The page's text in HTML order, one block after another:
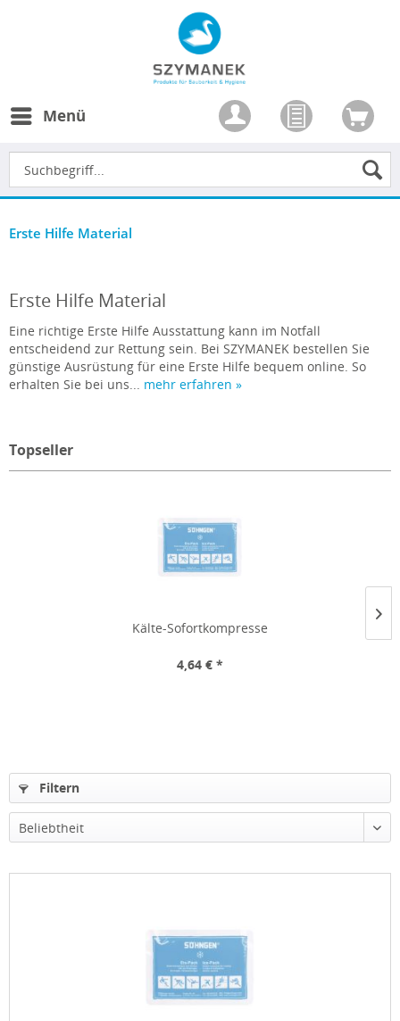
Menü
Erste Hilfe Material
Erste Hilfe Material
Eine richtige Erste Hilfe Ausstattung kann im Notfall
entscheidend zur Rettung sein. Bei SZYMANEK bestellen Sie
günstige Ausrüstung für eine Erste Hilfe bequem online. So
erhalten Sie bei uns... mehr erfahren »
Topseller
Kälte-Sofortkompresse
4,64 € *
Filtern
Beliebtheit